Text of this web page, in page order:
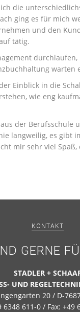
die
ging es für mich
und den
tätig.
warten
Einblick in die
wie eng
der Berufsschule
langweilig, es gibt
mir sehr viel
KONTAKT
GERNE
STADLER +
UND
20 / D-
6348 611-0 / Fax: +49